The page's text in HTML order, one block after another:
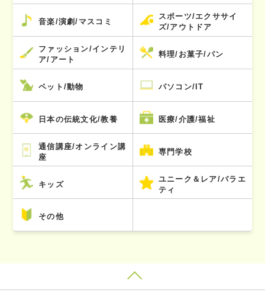
音楽/演劇/マスコミ
スポーツ/エクササイ
ズ/アウトドア
ファッション/インテリ
ア/アート
料理/お菓子/パン
ペット/動物 パソコン/IT
日本の伝統文化/教養 医療/介護/福祉
通信講座/オンライン講
座
専門学校
キッズ
ユニーク＆レア/バラエ
ティ
その他